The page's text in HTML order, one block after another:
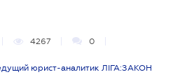
4267 0
юрист-аналитик ЛІГА:ЗАКОН